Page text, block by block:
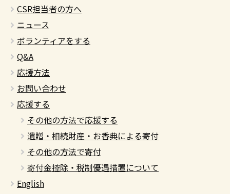
CSR担当者の方へ
ニュース
ボランティアをする
Q&A
応援方法
お問い合わせ
応援する
その他の方法で応援する
遺贈・相続財産・お香典による寄付
その他の方法で寄付
寄付金控除・税制優遇措置について
English